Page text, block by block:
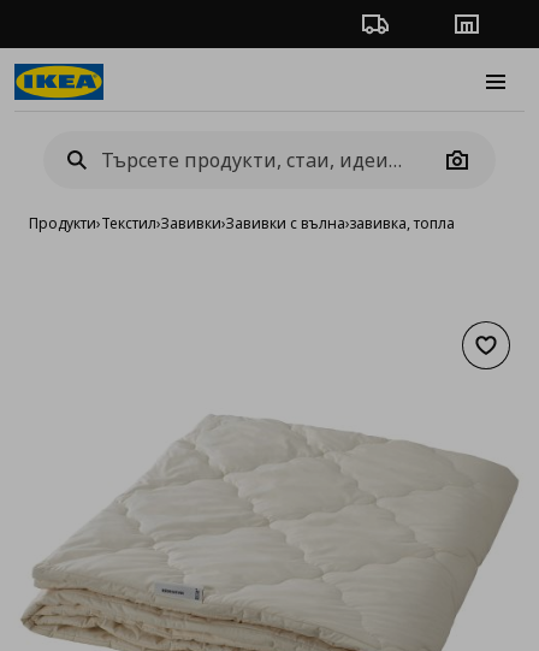
Проследяване на
Camera
Продукти›Текстил›Завивки›Завивки с вълна›завивка, топла